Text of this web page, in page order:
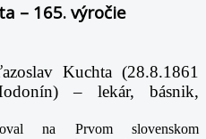
– 165. výročie
Kuchta (28.8.1861
– lekár, básnik,
na Prvom slovenskom